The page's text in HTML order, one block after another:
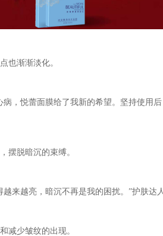
也渐渐淡化。
病，悦蕾面膜给了我新的希望。坚持使用
摆脱暗沉的束缚。
来越亮，暗沉不再是我的困扰。”护肤达
减少皱纹的出现。